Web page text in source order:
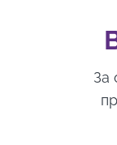
За